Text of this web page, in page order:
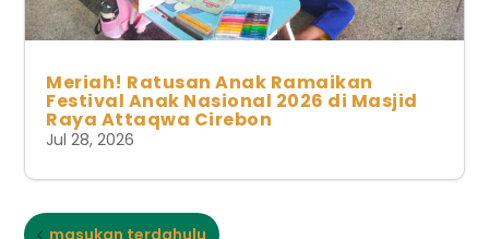
Meriah! Ratusan Anak Ramaikan
Festival Anak Nasional 2026 di Masjid
Raya Attaqwa Cirebon
Jul 28, 2026